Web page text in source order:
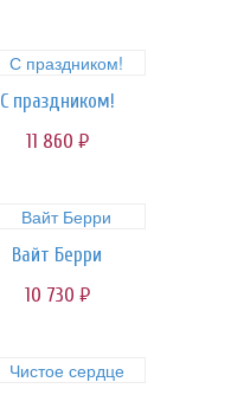
С праздником!
11 860 руб.
Вайт Берри
10 730 руб.